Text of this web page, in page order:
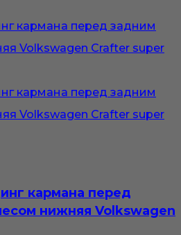
кармана перед
нижняя Volkswagen